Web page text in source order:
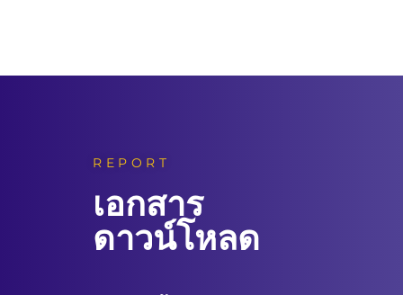
REPORT
เอกสาร
ดาวน์โหลด